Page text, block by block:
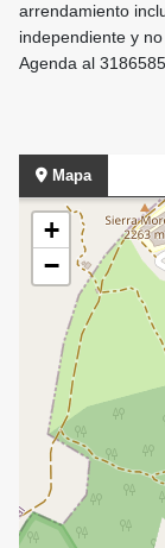
arrendamiento
independiente y
Agenda al
Mapa
+
−